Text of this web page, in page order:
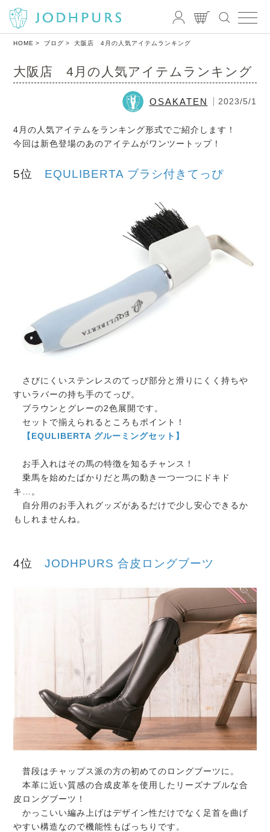
HOME ブログ 大阪店 4月の人気アイテムランキング
大阪店 4月の人気アイテムランキング
OSAKATEN 2023/5/1
4月の人気アイテムをランキング形式でご紹介します！
今回は新色登場のあのアイテムがワンツートップ！
5位 EQULIBERTA ブラシ付きてっぴ
さびにくいステンレスのてっぴ部分と滑りにくく持ちや
すいラバーの持ち手のてっぴ。
ブラウンとグレーの2色展開です。
セットで揃えられるところもポイント！
【EQULIBERTA グルーミングセット】
お手入れはその馬の特徴を知るチャンス！
乗馬を始めたばかりだと馬の動き一つ一つにドキド
キ…。
自分用のお手入れグッズがあるだけで少し安心できるか
もしれませんね。
4位JODHPURS 合皮ロングブーツ
普段はチャップス派の方の初めてのロングブーツに。
本革に近い質感の合成皮革を使用したリーズナブルな合
皮ロングブーツ！
かっこいい編み上げはデザイン性だけでなく足首を曲げ
やすい構造なので機能性もばっちりです。